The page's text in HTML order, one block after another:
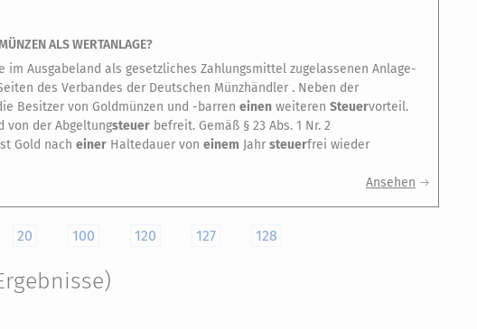
ALS WERTANLAGE?
im Ausgabeland als gesetzliches Zahlungsmittel zugelassenen Anlage-
des Verbandes der Deutschen Münzhändler . Neben der
Besitzer von Goldmünzen und -barren einen weiteren Steuervorteil.
von der Abgeltungsteuer befreit. Gemäß § 23 Abs. 1 Nr. 2
Gold nach einer Haltedauer von einem Jahr steuerfrei wieder
Ansehen
20 100 120 127 128